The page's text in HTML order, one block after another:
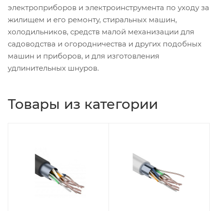
электроприборов и электроинструмента по уходу за
жилищем и его ремонту, стиральных машин,
холодильников, средств малой механизации для
садоводства и огородничества и других подобных
машин и приборов, и для изготовления
удлинительных шнуров.
Товары из категории